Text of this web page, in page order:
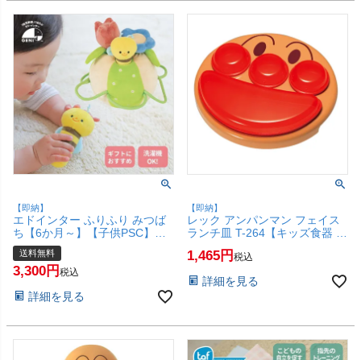
【即納】
エドインター ふりふり みつば
ち【6か月～】【子供PSC】
【エド・インター Ed.Inter
GENI ジェニ 布のおもちゃ ふわ
ふわトーイ ラトル ベビー 出産
(6058305)
送料無料
3,300 税込
詳細を見る
【即納】
レック アンパンマン フェイス
ランチ皿 T-264【キッズ食器 プ
ランチ 子供用 LEC】【SBT】
1,465 税込
詳細を見る